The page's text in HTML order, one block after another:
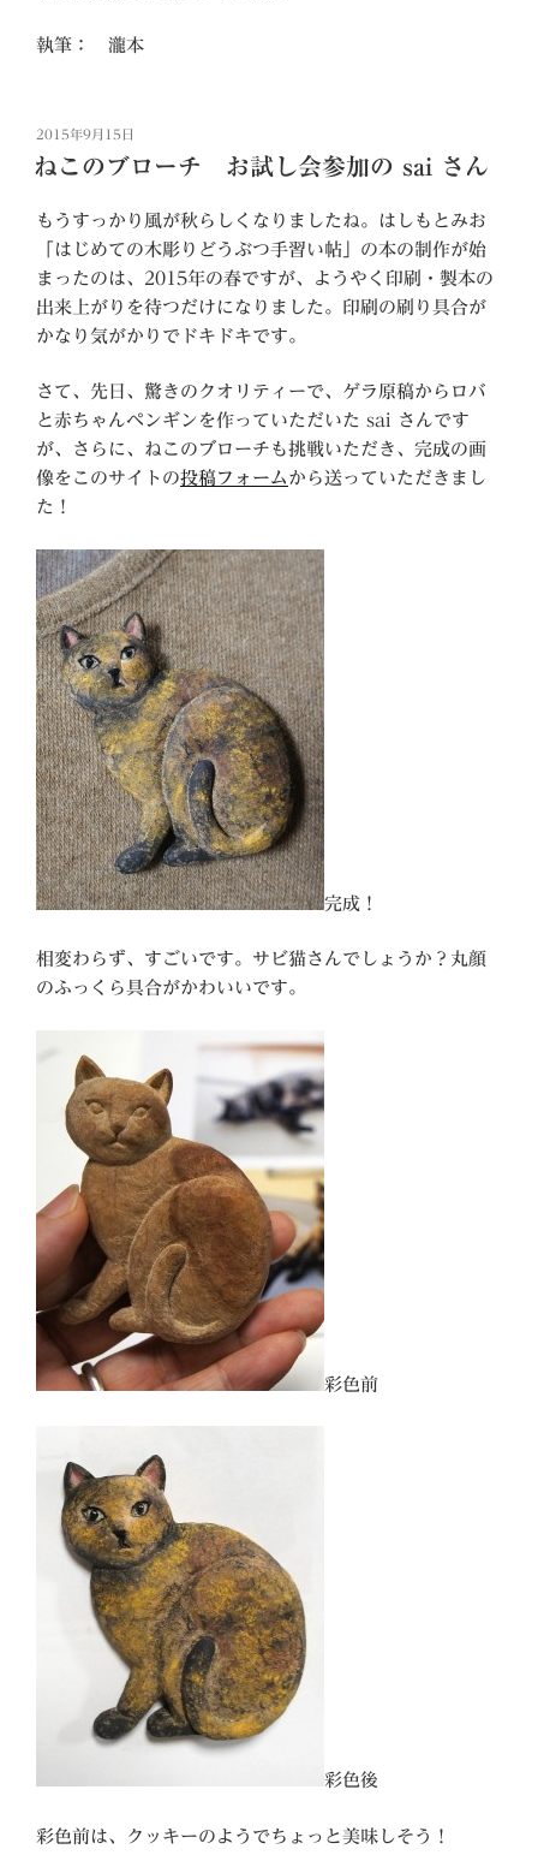
執筆： 瀧本
投
稿
日:
2015年9月15日
ねこのブローチ お試し会参加の sai さん
もうすっかり風が秋らしくなりましたね。はしもとみお
「はじめての木彫りどうぶつ手習い帖」の本の制作が始
まったのは、2015年の春ですが、ようやく印刷・製本の
出来上がりを待つだけになりました。印刷の刷り具合が
かなり気がかりでドキドキです。
さて、先日、驚きのクオリティーで、ゲラ原稿からロバ
と赤ちゃんペンギンを作っていただいた sai さんです
が、さらに、ねこのブローチも挑戦いただき、完成の画
像をこのサイトの投稿フォーム から送っていただきまし
た！
完成！
相変わらず、すごいです。サビ猫さんでしょうか？丸顔
のふっくら具合がかわいいです。
彩色前
彩色後
彩色前は、クッキーのようでちょっと美味しそう！